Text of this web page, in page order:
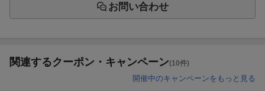
お問い合わせ
関連するクーポン・キャンペーン(10件)
開催中のキャンペーンをもっと見る